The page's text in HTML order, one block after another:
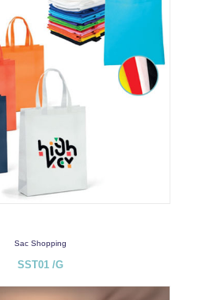
Sac Shopping
SST01 /G